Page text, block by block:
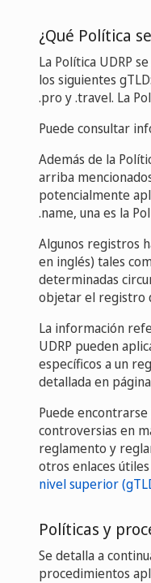
¿Qué Política
La Política UDRP
los siguientes
.pro y .travel. La
Puede consultar
Además de la
arriba
potencialmente
.name, una es la
Algunos registros
en inglés) tales
determinadas
objetar el registro
La información
UDRP pueden
específicos a un
detallada en
Puede
controversias en
reglamento y
otros enlaces
nivel superior
Políticas y
Se detalla a
procedimientos